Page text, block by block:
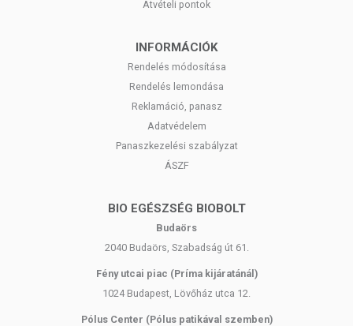
Kisgyermekektől elzárva tartandó!
Átvételi pontok
INFORMÁCIÓK
Rendelés módosítása
Rendelés lemondása
Reklamáció, panasz
Adatvédelem
Panaszkezelési szabályzat
ÁSZF
BIO EGÉSZSÉG BIOBOLT
Budaörs
2040 Budaörs, Szabadság út 61.
Fény utcai piac (Príma kijáratánál)
1024 Budapest, Lövőház utca 12.
Pólus Center (Pólus patikával szemben)